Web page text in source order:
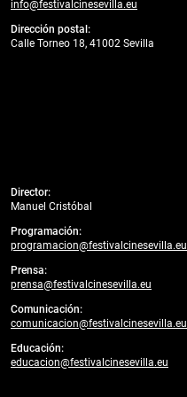
info@festivalcinesevilla.eu
Dirección postal:
Calle Torneo 18, 41002 Sevilla
Director:
Manuel Cristóbal
Programación:
programacion@festivalcinesevilla.eu
Prensa:
prensa@festivalcinesevilla.eu
Comunicación:
comunicacion@festivalcinesevilla.eu
Educación:
educacion@festivalcinesevilla.eu